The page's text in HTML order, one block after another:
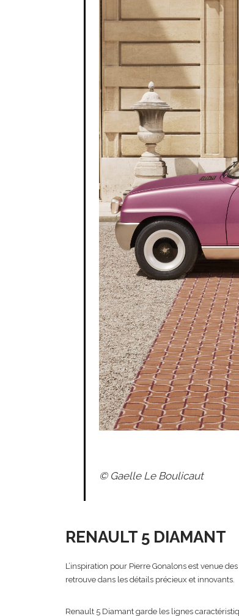
© Gaelle Le Boulicaut
RENAULT 5 DIAMANT
L’inspiration pour Pierre Gonalons est venue
retrouve dans les détails précieux et innovants.
Renault 5 Diamant garde les lignes